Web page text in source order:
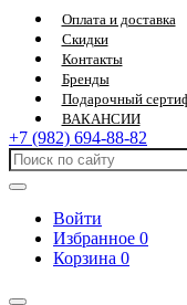
Оплата и доставка
Скидки
Контакты
Бренды
Подарочный
ВАКАНСИИ
+7 (982) 694-88-82
Войти
Избранное 0
Корзина 0